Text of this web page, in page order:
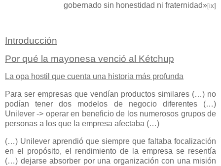
gobernado sin honestidad ni fraternidad»[ix]
Introducción
Por qué la mayonesa venció al Kétchup
La opa hostil que cuenta una historia más profunda
Para ser empresas que vendían productos similares (…) no
podían tener dos modelos de negocio diferentes (…)
Unilever -> operar en beneficio de los numerosos grupos de
personas a los que la empresa afectaba (…)
(…) Unilever aprendió que siempre que faltaba focalización
en el propósito, el rendimiento de la empresa se resentía
(…) dejarse absorber por una organización con una misión